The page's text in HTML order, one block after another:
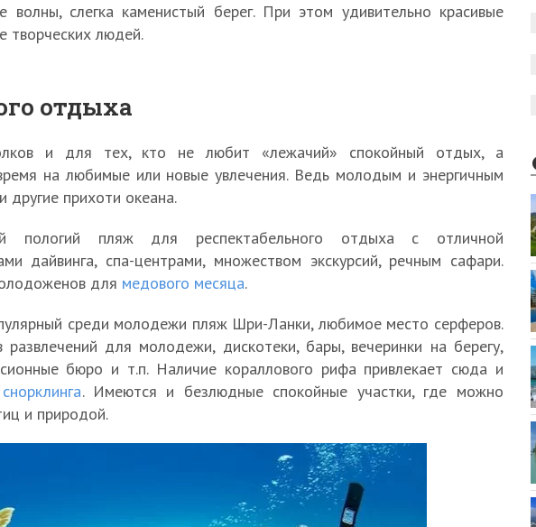
волны, слегка каменистый берег. При этом удивительно красивые
творческих людей.
отдыха
и для тех, кто не любит «лежачий» спокойный отдых, а
на любимые или новые увлечения. Ведь молодым и энергичным
другие прихоти океана.
пологий пляж для респектабельного отдыха с отличной
дайвинга, спа-центрами, множеством экскурсий, речным сафари.
для медового месяца.
среди молодежи пляж Шри-Ланки, любимое место серферов.
для молодежи, дискотеки, бары, вечеринки на берегу,
бюро и т.п. Наличие кораллового рифа привлекает сюда и
. Имеются и безлюдные спокойные участки, где можно
и природой.